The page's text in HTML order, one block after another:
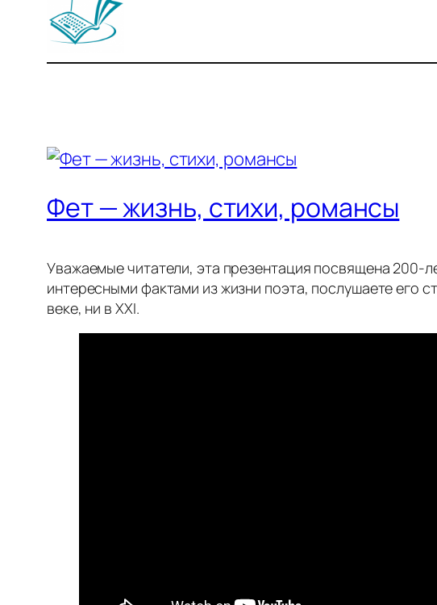
Фет — жизнь, стихи, романсы
Уважаемые читатели, эта презентация посвящена 200-
интересными фактами из жизни поэта, послушаете его
веке, ни в XXI.